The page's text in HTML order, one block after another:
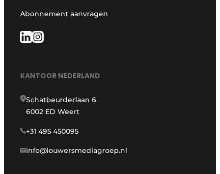
Abonnement aanvragen
KANTOOR NEDERLAND
Schatbeurderlaan 6
6002 ED Weert
+31 495 450095
info@louwersmediagroep.nl